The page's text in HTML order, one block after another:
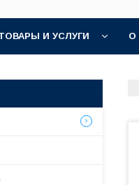
И УСЛУГИ О